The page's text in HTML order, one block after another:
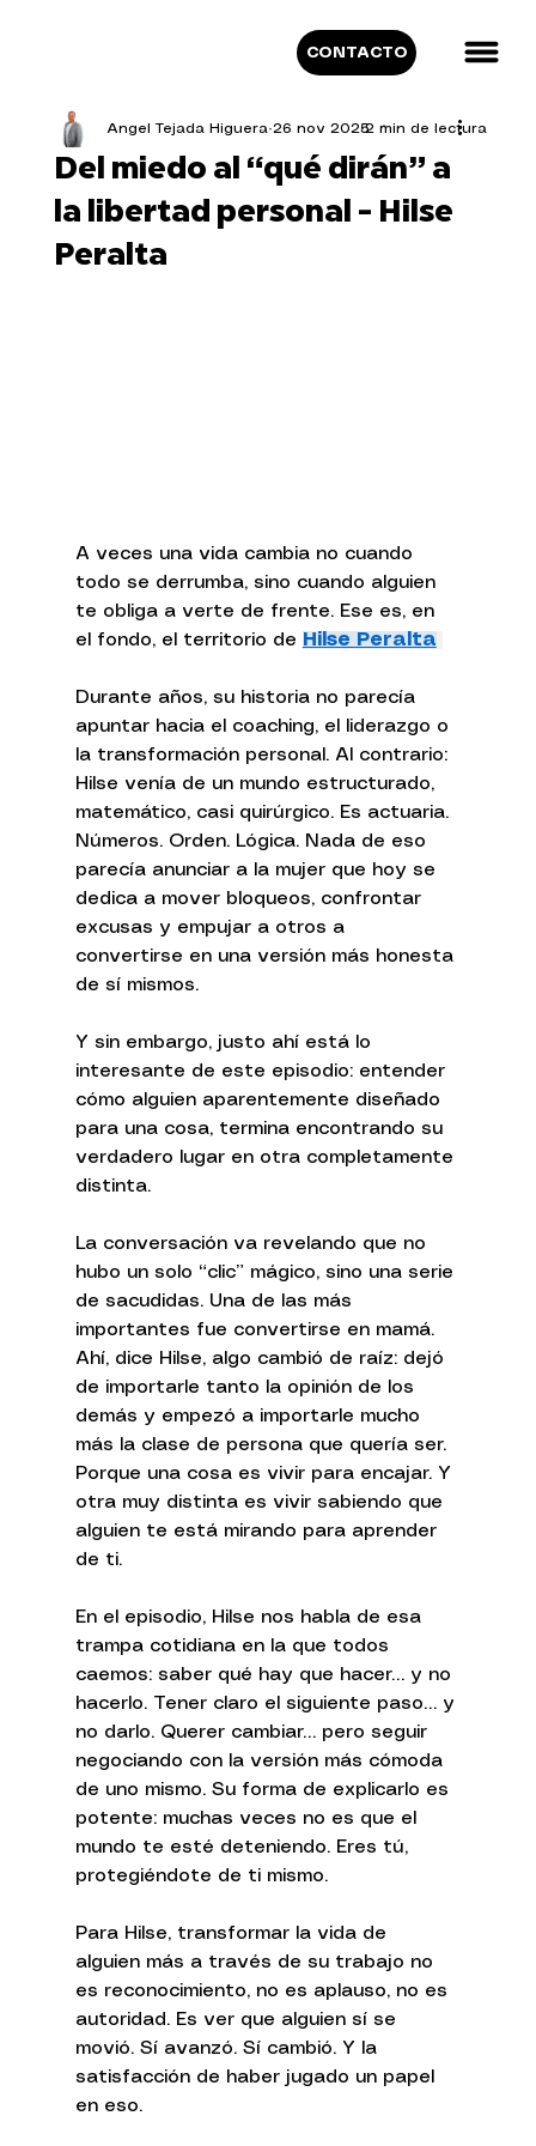
CONTACTO
Del miedo al “qué dirán” a
la libertad personal - Hilse
Peralta
Angel Tejada Higuera 26 nov 20252 min de lectura
A veces una vida cambia no cuando
todo se derrumba, sino cuando alguien
te obliga a verte de frente. Ese es, en
el fondo, el territorio de Hilse Peralta
Durante años, su historia no parecía
apuntar hacia el coaching, el liderazgo o
la transformación personal. Al contrario:
Hilse venía de un mundo estructurado,
matemático, casi quirúrgico. Es actuaria.
Números. Orden. Lógica. Nada de eso
parecía anunciar a la mujer que hoy se
dedica a mover bloqueos, confrontar
excusas y empujar a otros a
convertirse en una versión más honesta
de sí mismos.
Y sin embargo, justo ahí está lo
interesante de este episodio: entender
cómo alguien aparentemente diseñado
para una cosa, termina encontrando su
verdadero lugar en otra completamente
distinta.
La conversación va revelando que no
hubo un solo “clic” mágico, sino una serie
de sacudidas. Una de las más
importantes fue convertirse en mamá.
Ahí, dice Hilse, algo cambió de raíz: dejó
de importarle tanto la opinión de los
demás y empezó a importarle mucho
más la clase de persona que quería ser.
Porque una cosa es vivir para encajar. Y
otra muy distinta es vivir sabiendo que
alguien te está mirando para aprender
de ti.
En el episodio, Hilse nos habla de esa
trampa cotidiana en la que todos
caemos: saber qué hay que hacer… y no
hacerlo. Tener claro el siguiente paso… y
no darlo. Querer cambiar… pero seguir
negociando con la versión más cómoda
de uno mismo. Su forma de explicarlo es
potente: muchas veces no es que el
mundo te esté deteniendo. Eres tú,
protegiéndote de ti mismo.
Para Hilse, transformar la vida de
alguien más a través de su trabajo no
es reconocimiento, no es aplauso, no es
autoridad. Es ver que alguien sí se
movió. Sí avanzó. Sí cambió. Y la
satisfacción de haber jugado un papel
en eso.